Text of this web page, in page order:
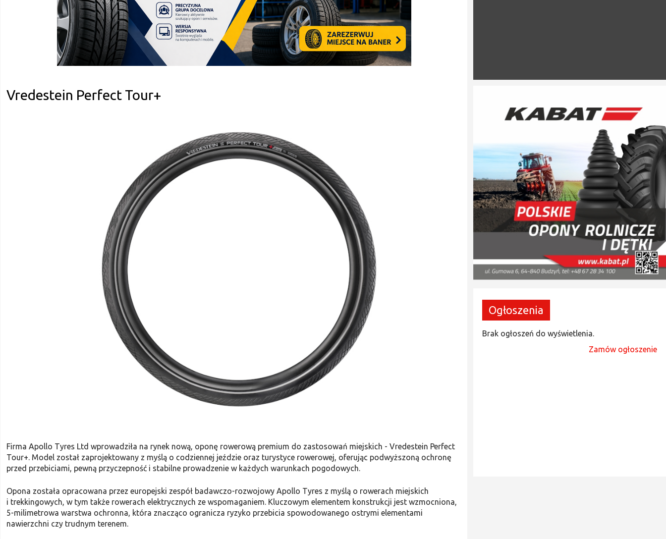
Vredestein Perfect Tour+
Firma Apollo Tyres Ltd wprowadziła na rynek nową, oponę rowerową premium do zastosowań miejskich - Vredestein Perfect
Tour+. Model został zaprojektowany z myślą o codziennej jeździe oraz turystyce rowerowej, oferując podwyższoną ochronę
przed przebiciami, pewną przyczepność i stabilne prowadzenie w każdych warunkach pogodowych.
Opona została opracowana przez europejski zespół badawczo-rozwojowy Apollo Tyres z myślą o rowerach miejskich
i trekkingowych, w tym także rowerach elektrycznych ze wspomaganiem. Kluczowym elementem konstrukcji jest wzmocniona,
5-milimetrowa warstwa ochronna, która znacząco ogranicza ryzyko przebicia spowodowanego ostrymi elementami
nawierzchni czy trudnym terenem.
Ogłoszenia
Brak ogłoszeń do wyświetlenia.
Zamów ogłoszenie